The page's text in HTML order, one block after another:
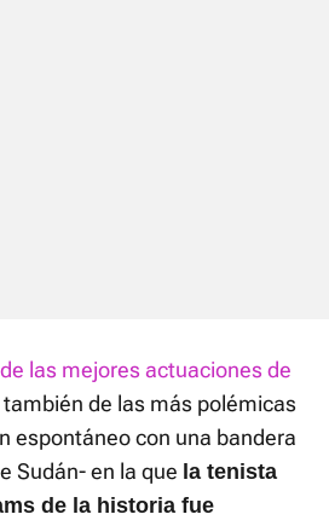
las mejores actuaciones de
también de las más polémicas
espontáneo con una bandera
Sudán- en la que la tenista
de la historia fue